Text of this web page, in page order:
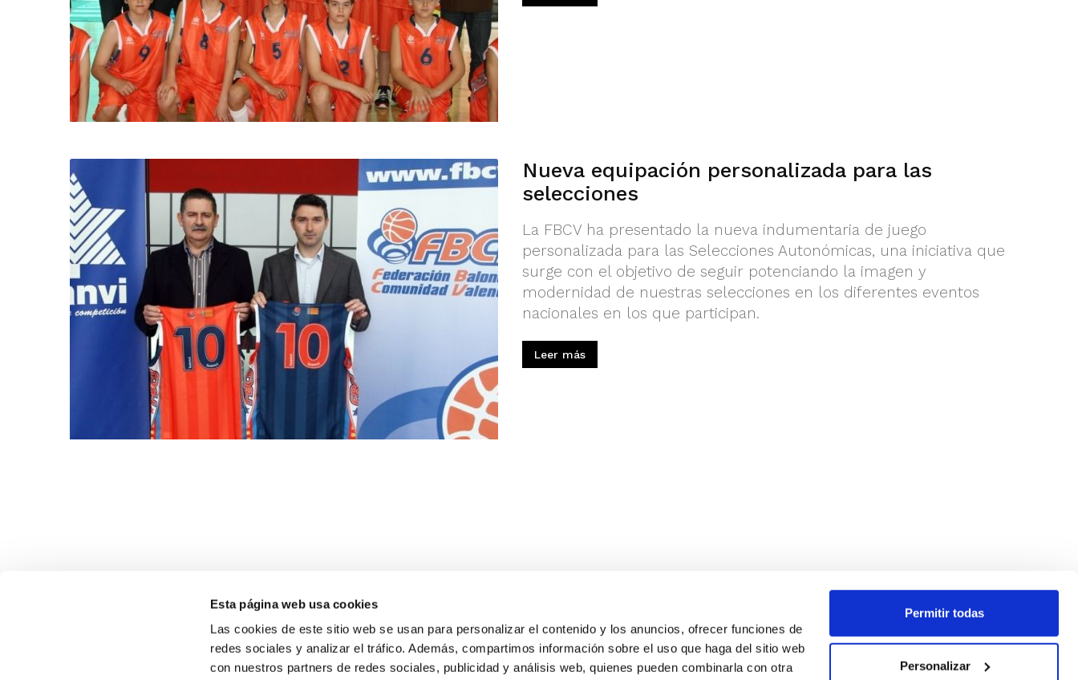
Esta página web usa cookies
Las cookies de este sitio web se usan para personalizar el contenido y los anuncios, ofrecer funciones de
redes sociales y analizar el tráfico. Además, compartimos información sobre el uso que haga del sitio web
con nuestros partners de redes sociales, publicidad y análisis web, quienes pueden combinarla con otra
Permitir todas
Personalizar
Nueva equipación personalizada para las
selecciones
La FBCV ha presentado la nueva indumentaria de juego
personalizada para las Selecciones Autonómicas, una iniciativa que
surge con el objetivo de seguir potenciando la imagen y
modernidad de nuestras selecciones en los diferentes eventos
nacionales en los que participan.
Leer más